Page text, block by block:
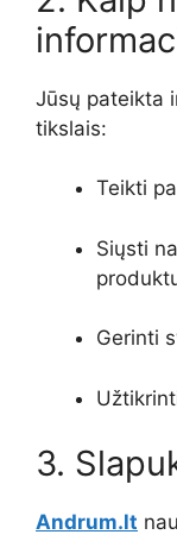
Jūsų pateikta
tikslais:
Teikti
Siųsti
Gerinti
3.
Andrum.lt